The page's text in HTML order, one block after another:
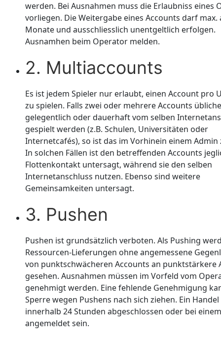
werden. Bei Ausnahmen muss die Erlaubniss eines
vorliegen. Die Weitergabe eines Accounts darf max.
Monate und ausschliesslich unentgeltlich erfolgen.
Ausnamhen beim Operator melden.
2. Multiaccounts
Es ist jedem Spieler nur erlaubt, einen Account pro
zu spielen. Falls zwei oder mehrere Accounts
gelegentlich oder dauerhaft vom selben
gespielt werden (z.B. Schulen, Universitäten oder
Internetcafés), so ist das im Vorhinein einem Admin
In solchen Fällen ist den betreffenden Accounts
Flottenkontakt untersagt, während sie den selben
Internetanschluss nutzen. Ebenso sind weitere
Gemeinsamkeiten untersagt.
3. Pushen
Pushen ist grundsätzlich verboten. Als Pushing
Ressourcen-Lieferungen ohne angemessene
von punktschwächeren Accounts an punktstärkere
gesehen. Ausnahmen müssen im Vorfeld vom
genehmigt werden. Eine fehlende Genehmigung
Sperre wegen Pushens nach sich ziehen. Ein
innerhalb 24 Stunden abgeschlossen oder bei
angemeldet sein.